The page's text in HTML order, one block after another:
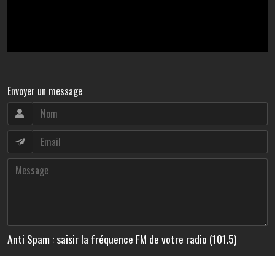
Envoyer un message
Anti Spam : saisir la fréquence FM de votre radio (101.5)